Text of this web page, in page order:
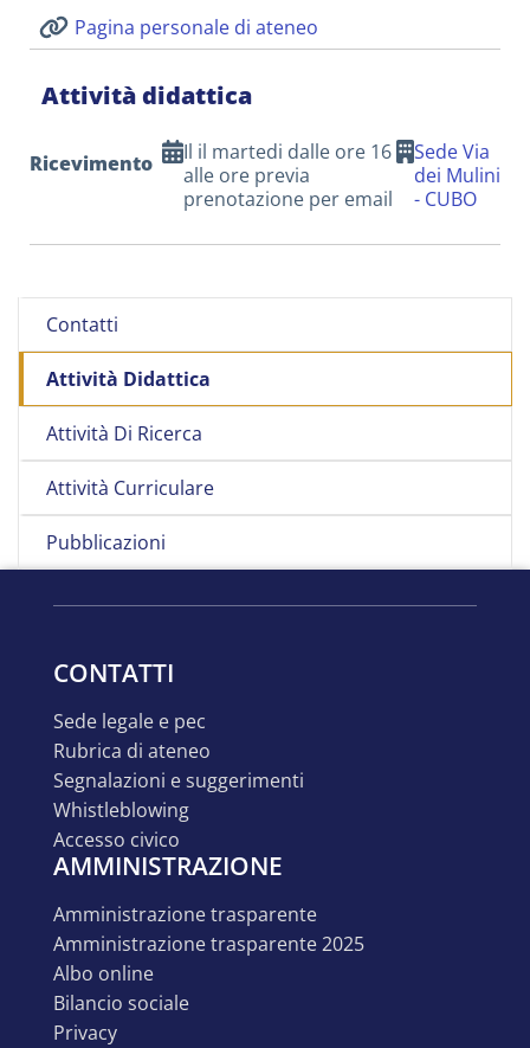
Contatti
Attività Didattica
Attività Di Ricerca
Attività Curriculare
Pubblicazioni
Pagina personale di ateneo
Attività didattica
Ricevimento
Il il martedi dalle ore 16
alle ore previa
prenotazione per email
Sede Via
dei Mulini
- CUBO
CONTATTI
sede legale e pec
rubrica di ateneo
segnalazioni e suggerimenti
whistleblowing
accesso civico
AMMINISTRAZIONE
amministrazione trasparente
amministrazione trasparente 2025
albo online
bilancio sociale
privacy